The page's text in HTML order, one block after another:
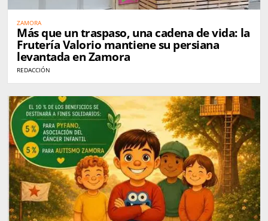
ZAMORA
Más que un traspaso, una cadena de vida: la
Frutería Valorio mantiene su persiana
levantada en Zamora
REDACCIÓN